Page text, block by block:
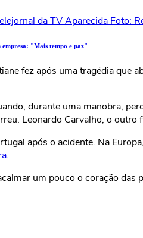
empresa: "Mais tempo e paz"
fez após uma tragédia que
durante uma manobra,
Leonardo Carvalho, o
após o acidente. Na
.
um pouco o coração das